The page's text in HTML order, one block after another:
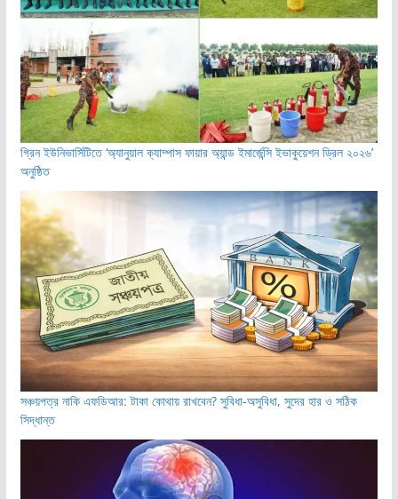
গ্রিন ইউনিভার্সিটিতে ‘অ্যানুয়াল ক্যাম্পাস ফায়ার অ্যান্ড ইমার্জেন্সি ইভাকুয়েশন ড্রিল ২০২৬’
অনুষ্ঠিত
সঞ্চয়পত্র নাকি এফডিআর: টাকা কোথায় রাখবেন? সুবিধা-অসুবিধা, সুদের হার ও সঠিক
সিদ্ধান্ত